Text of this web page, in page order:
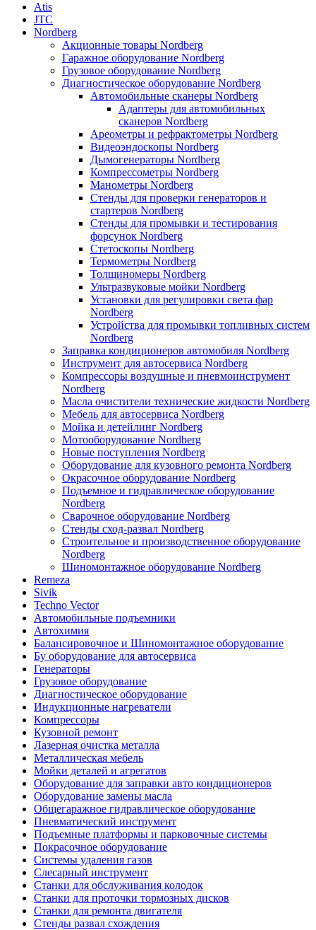
Atis
JTC
Nordberg
Акционные товары Nordberg
Гаражное оборудование Nordberg
Грузовое оборудование Nordberg
Диагностическое оборудование Nordberg
Автомобильные сканеры Nordberg
Адаптеры для автомобильных
сканеров Nordberg
Ареометры и рефрактометры Nordberg
Видеоэндоскопы Nordberg
Дымогенераторы Nordberg
Компрессометры Nordberg
Манометры Nordberg
Стенды для проверки генераторов и
стартеров Nordberg
Стенды для промывки и тестирования
форсунок Nordberg
Стетоскопы Nordberg
Термометры Nordberg
Толщиномеры Nordberg
Ультразвуковые мойки Nordberg
Установки для регулировки света фар
Nordberg
Устройства для промывки топливных систем
Nordberg
Заправка кондиционеров автомобиля Nordberg
Инструмент для автосервиса Nordberg
Компрессоры воздушные и пневмоинструмент
Nordberg
Масла очистители технические жидкости Nordberg
Мебель для автосервиса Nordberg
Мойка и детейлинг Nordberg
Мотооборудование Nordberg
Новые поступления Nordberg
Оборудование для кузовного ремонта Nordberg
Окрасочное оборудование Nordberg
Подъемное и гидравлическое оборудование
Nordberg
Сварочное оборудование Nordberg
Стенды сход-развал Nordberg
Строительное и производственное оборудование
Nordberg
Шиномонтажное оборудование Nordberg
Remeza
Sivik
Techno Vector
Автомобильные подъемники
Автохимия
Балансировочное и Шиномонтажное оборудование
Бу оборудование для автосервиса
Генераторы
Грузовое оборудование
Диагностическое оборудование
Индукционные нагреватели
Компрессоры
Кузовной ремонт
Лазерная очистка металла
Металлическая мебель
Мойки деталей и агрегатов
Оборудование для заправки авто кондиционеров
Оборудование замены масла
Общегаражное гидравлическое оборудование
Пневматический инструмент
Подъемные платформы и парковочные системы
Покрасочное оборудование
Системы удаления газов
Слесарный инструмент
Станки для обслуживания колодок
Станки для проточки тормозных дисков
Станки для ремонта двигателя
Стенды развал схождения